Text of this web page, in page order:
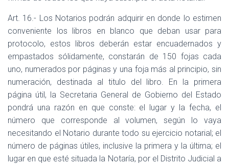
Art. 16.- Los Notarios podrán adquirir en donde lo estimen
conveniente los libros en blanco que deban usar para
protocolo, estos libros deberán estar encuadernados y
empastados sólidamente, constarán de 150 fojas cada
uno, numerados por páginas y una foja más al principio, sin
numeración, destinada al titulo del libro. En la primera
página útil, la Secretaria General de Gobierno del Estado
pondrá una razón en que conste: el lugar y la fecha, el
número que corresponde al volumen, según lo vaya
necesitando el Notario durante todo su ejercicio notarial; el
número de páginas útiles, inclusive la primera y la última; el
lugar en que esté situada la Notaría, por el Distrito Judicial a